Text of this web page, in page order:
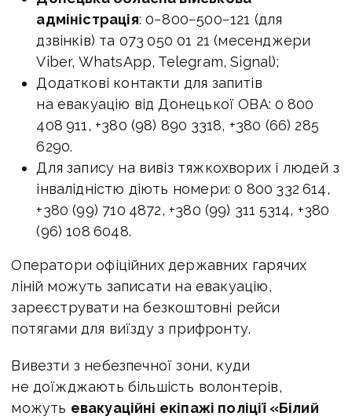
адміністрація: 0−800−500−121 (для
дзвінків) та 073 050 01 21 (месенджери
Viber, WhatsApp, Telegram, Signal);
Додаткові контакти для запитів
на евакуацію від Донецької ОВА: 0 800
408 911, +380 (98) 890 3318, +380 (66) 285
6290.
Для запису на вивіз тяжкохворих і людей з
інвалідністю діють номери: 0 800 332 614,
+380 (99) 710 4872, +380 (99) 311 5314, +380
(96) 108 6048.
Оператори офіційних державних гарячих
ліній можуть записати на евакуацію,
зареєструвати на безкоштовні рейси
потягами для виїзду з прифронту.
Вивезти з небезпечної зони, куди
не доїжджають більшість волонтерів,
можуть евакуаційні екіпажі поліції «Білий